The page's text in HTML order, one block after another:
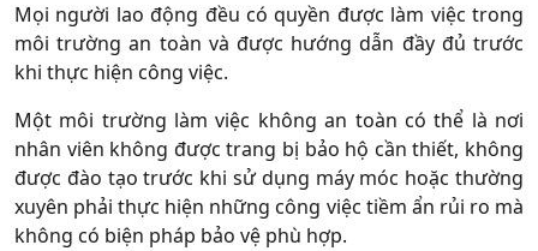
Mọi người lao động đều có quyền được làm việc trong
môi trường an toàn và được hướng dẫn đầy đủ trước
khi thực hiện công việc.
Một môi trường làm việc không an toàn có thể là nơi
nhân viên không được trang bị bảo hộ cần thiết, không
được đào tạo trước khi sử dụng máy móc hoặc thường
xuyên phải thực hiện những công việc tiềm ẩn rủi ro mà
không có biện pháp bảo vệ phù hợp.